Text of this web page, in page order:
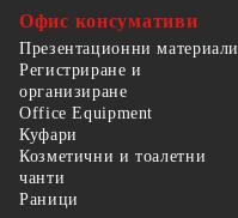
Офис консумативи
Презентационни материали
Регистриране и
организиране
Office Equipment
Куфари
Козметични и тоалетни
чанти
Раници